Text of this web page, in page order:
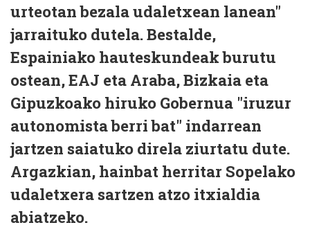
urteotan bezala udaletxean lanean"
jarraituko dutela. Bestalde,
Espainiako hauteskundeak burutu
ostean, EAJ eta Araba, Bizkaia eta
Gipuzkoako hiruko Gobernua "iruzur
autonomista berri bat" indarrean
jartzen saiatuko direla ziurtatu dute.
Argazkian, hainbat herritar Sopelako
udaletxera sartzen atzo itxialdia
abiatzeko.